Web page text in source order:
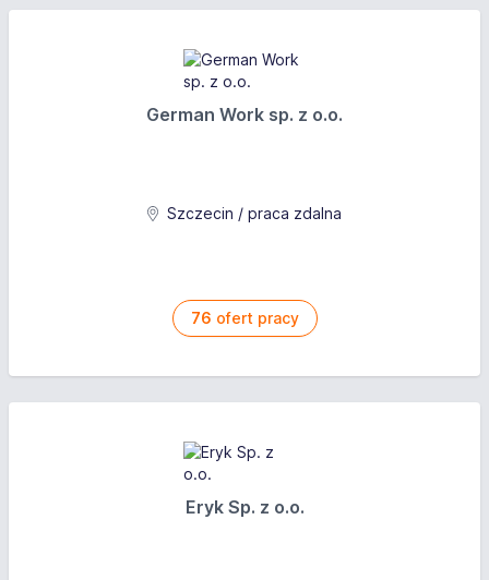
German Work sp. z o.o.
Szczecin / praca zdalna
76 ofert pracy
Eryk Sp. z o.o.